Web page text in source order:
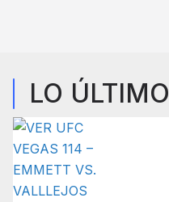
LO ÚLTIMO